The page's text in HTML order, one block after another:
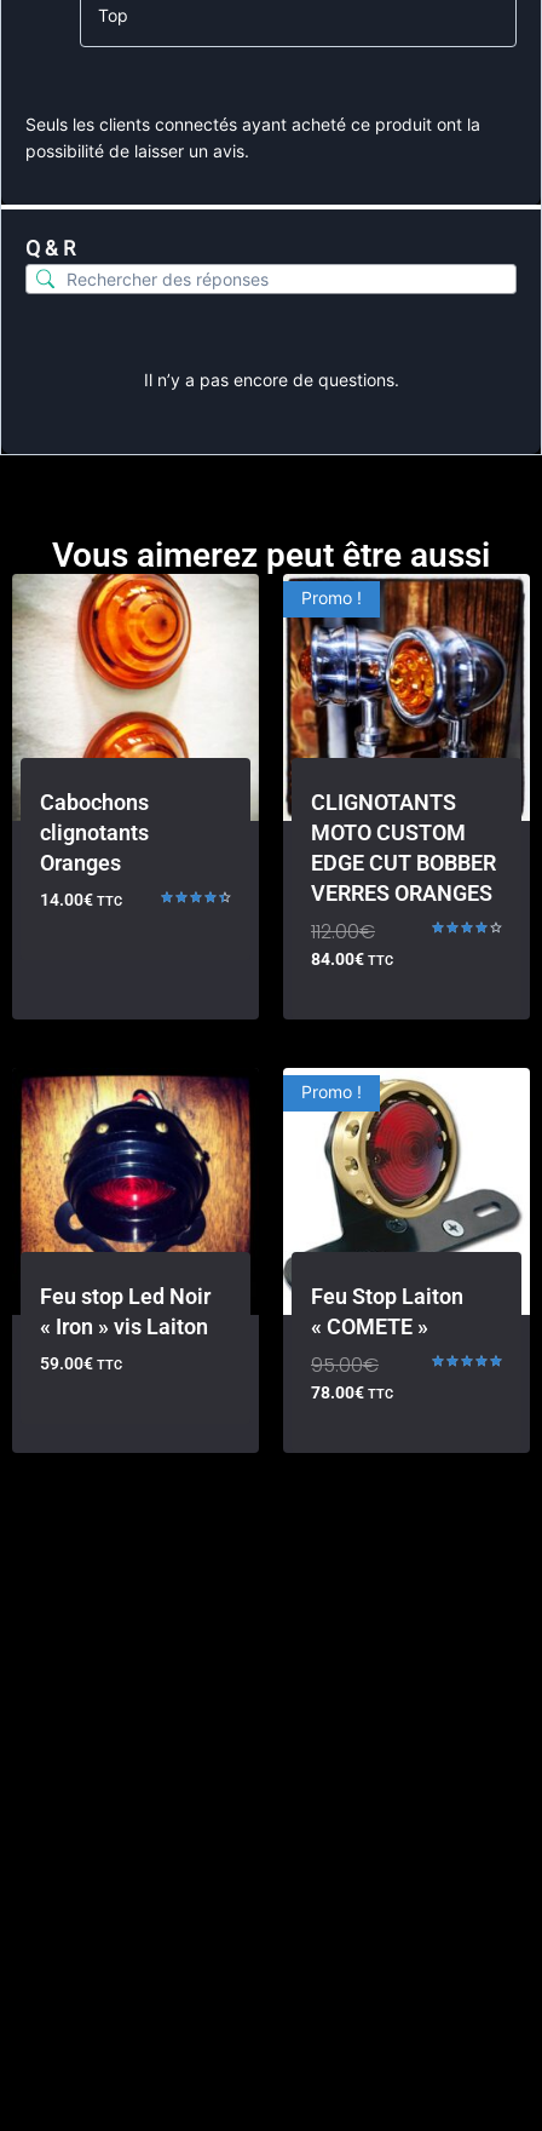
Top
Seuls les clients connectés ayant acheté ce produit ont la
possibilité de laisser un avis.
Q & R
Il n’y a pas encore de questions.
Vous aimerez peut être aussi
Cabochons
clignotants
Oranges
14.00€ TTC
Promo !
CLIGNOTANTS
MOTO CUSTOM
EDGE CUT BOBBER
VERRES ORANGES
112.00€
84.00€ TTC
Feu stop Led Noir
« Iron » vis Laiton
59.00€ TTC
Promo !
Feu Stop Laiton
« COMETE »
95.00€
78.00€ TTC